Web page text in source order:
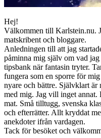
Hej!
Välkommen till Karlstein.nu.
matskribent och bloggare.
Anledningen till att jag
påminna mig själv om vad
tipsbank när fantasin tryter.
fungera som en sporre för
nyare och bättre. Självklart
med mig. Jag vill inget
mat. Små tilltugg, svenska
och efterrätter. Allt kryddat
anekdoter ifrån vardagen.
Tack för besöket och